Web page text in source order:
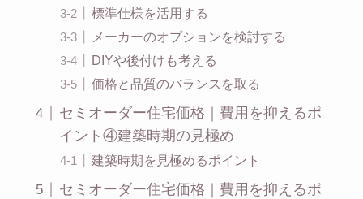
標準仕様を活用する
メーカーのオプションを検討する
DIYや後付けも考える
価格と品質のバランスを取る
セミオーダー住宅価格｜費用を抑えるポ
イント④建築時期の見極め
建築時期を見極めるポイント
セミオーダー住宅価格｜費用を抑えるポ